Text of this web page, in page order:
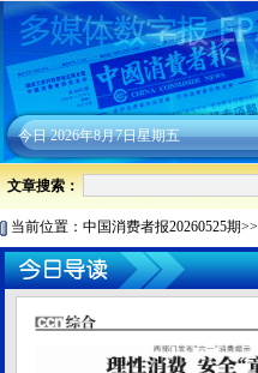
今日2026年8月7日星期五
文章搜索：
当前位置： 中国消费者报20260525期>>